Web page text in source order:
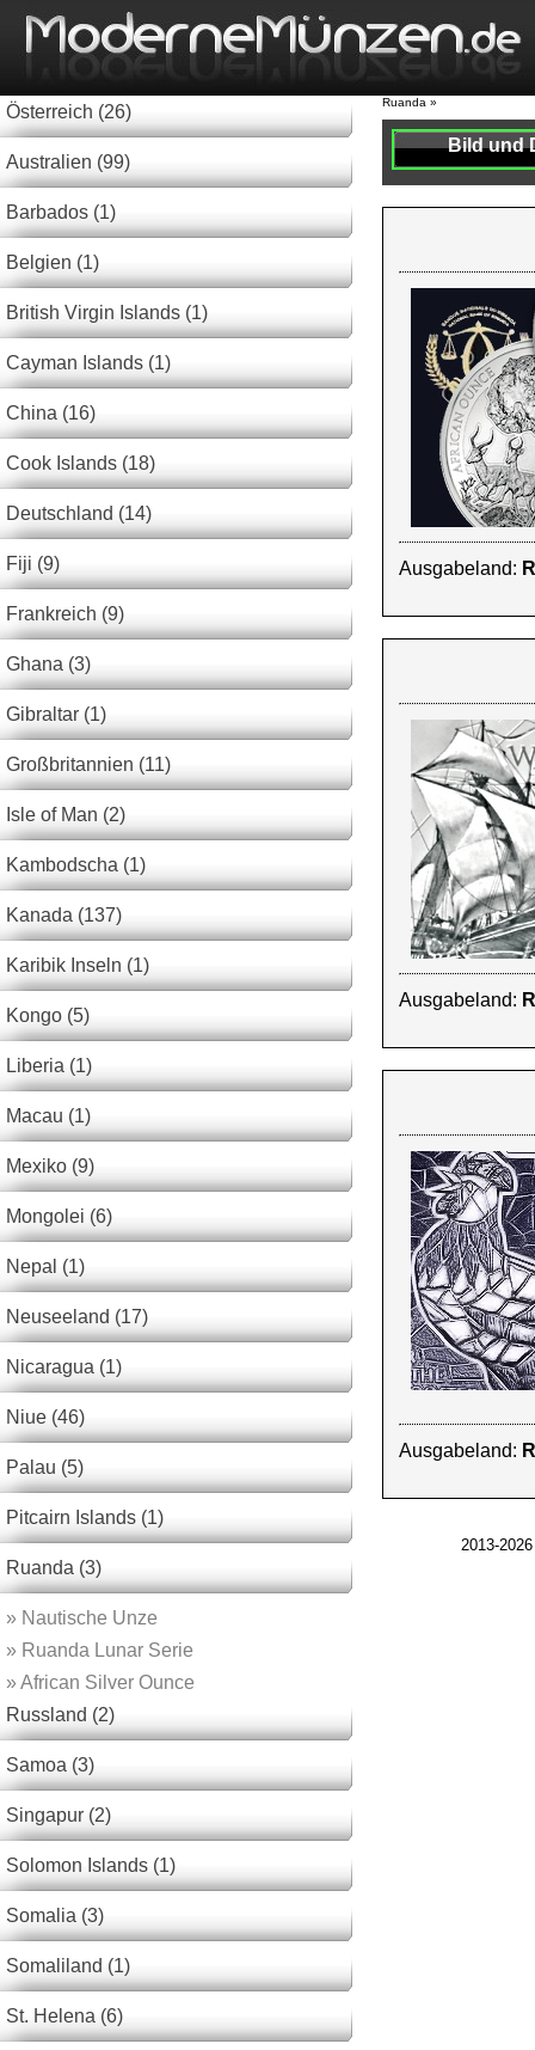
Österreich (26)
Australien (99)
Barbados (1)
Belgien (1)
British Virgin Islands (1)
Cayman Islands (1)
China (16)
Cook Islands (18)
Deutschland (14)
Fiji (9)
Frankreich (9)
Ghana (3)
Gibraltar (1)
Großbritannien (11)
Isle of Man (2)
Kambodscha (1)
Kanada (137)
Karibik Inseln (1)
Kongo (5)
Liberia (1)
Macau (1)
Mexiko (9)
Mongolei (6)
Nepal (1)
Neuseeland (17)
Nicaragua (1)
Niue (46)
Palau (5)
Pitcairn Islands (1)
Ruanda (3)
» Nautische Unze
» Ruanda Lunar Serie
»African Silver Ounce
Russland (2)
Samoa (3)
Singapur (2)
Solomon Islands (1)
Somalia (3)
Somaliland (1)
St. Helena (6)
Ruanda »
Bild und
Ausgabeland:
Ausgabeland:
Ausgabeland:
2013-